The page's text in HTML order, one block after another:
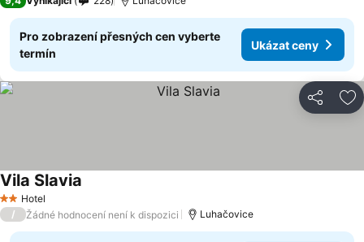
Pro zobrazení přesných cen vyberte
termín
Ukázat ceny
Sdílet
2 Počet hvězdiček
Hotel
Vila Slavia
/ Žádné hodnocení není k dispozici Luhačovice